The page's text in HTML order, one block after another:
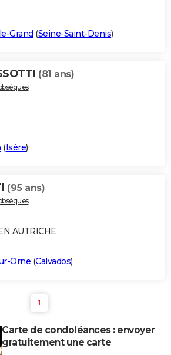
Grand (Seine-Saint-Denis)
(81 ans)
(Isère)
(95 ans)
AUTRICHE
Orne (Calvados)
1
Carte de condoléances : envoyer
gratuitement une carte